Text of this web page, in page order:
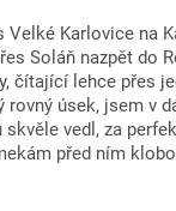
Karlovice na
Soláň nazpět do
čítající lehce přes
rovný úsek, jsem v
vedl, za
před ním